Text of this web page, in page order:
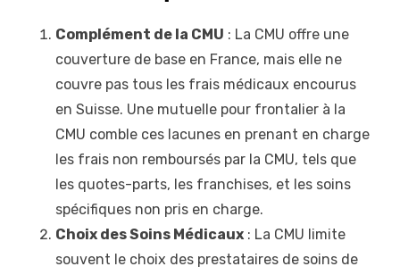
Complément de la CMU : La CMU offre une
couverture de base en France, mais elle ne
couvre pas tous les frais médicaux encourus
en Suisse. Une mutuelle pour frontalier à la
CMU comble ces lacunes en prenant en charge
les frais non remboursés par la CMU, tels que
les quotes-parts, les franchises, et les soins
spécifiques non pris en charge.
Choix des Soins Médicaux : La CMU limite
souvent le choix des prestataires de soins de